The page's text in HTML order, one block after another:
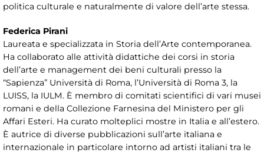
politica culturale e naturalmente di valore dell’arte stessa.
Federica Pirani
Laureata e specializzata in Storia dell’Arte contemporanea.
Ha collaborato alle attività didattiche dei corsi in storia
dell’arte e management dei beni culturali presso la
“Sapienza” Università di Roma, l’Università di Roma 3, la
LUISS, la IULM. È membro di comitati scientifici di vari musei
romani e della Collezione Farnesina del Ministero per gli
Affari Esteri. Ha curato molteplici mostre in Italia e all’estero.
È autrice di diverse pubblicazioni sull’arte italiana e
internazionale in particolare intorno ad artisti italiani tra le